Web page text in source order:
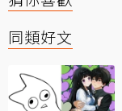
同類好文